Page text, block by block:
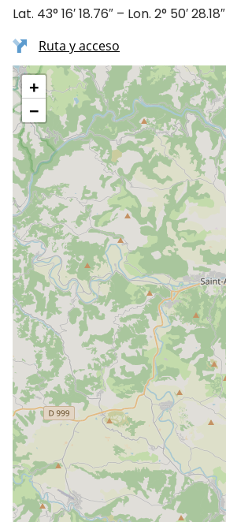
Lat. 43° 16′ 18.76″ – Lon. 2° 50′ 28.18″
Ruta y acceso
+
−